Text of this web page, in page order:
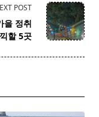
POST
을 정취
할 5곳